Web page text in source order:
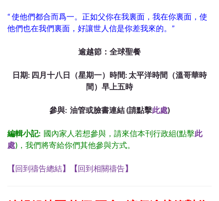
“ 使他們都合而爲一。正如父你在我裏面，我在你裏面，使
他們也在我們裏面，好讓世人信是你差我來的。”
逾越節：全球聖餐
日期: 四月十八日（星期一）時間: 太平洋時間（溫哥華時
間）早上五時
參與: 油管或臉書連結 (請點擊此處)
編輯小記: 國內家人若想參與，請來信本刊行政組(點擊此
處)，我們將寄給你們其他參與方式。
【回到禱告總結】 【回到相關禱告】